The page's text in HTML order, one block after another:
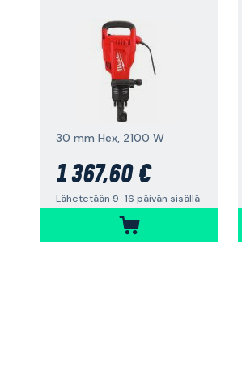
30 mm Hex, 2100 W
1 367,60 €
Lähetetään 9-16 päivän sisällä